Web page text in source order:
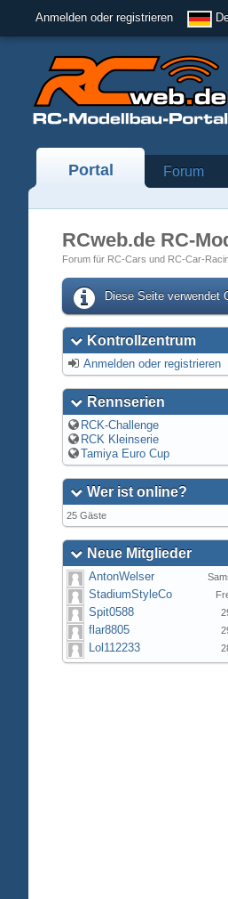
Anmelden oder registrieren
Portal Forum
RCweb.de RC-
Forum für RC-Cars und RC-Car-
Diese Seite verwendet
Kontrollzentrum
Anmelden oder registrieren
Rennserien
RCK-Challenge
RCK Kleinserie
Tamiya Euro Cup
Wer ist online?
25 Gäste
Neue Mitglieder
AntonWelser
StadiumStyleCo
Spit0588
flar8805
Lol112233